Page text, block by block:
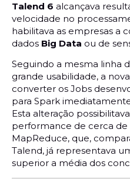
Talend 6 alcançava
velocidade no
habilitava as empresas a
dados Big Data ou de
Seguindo a mesma linha
grande usabilidade, a
converter os Jobs
para Spark
Esta alteração
performance de cerca de
MapReduce, que,
Talend, já representava
superior a média dos